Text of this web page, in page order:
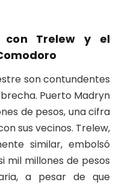
con Trelew y el
son contundentes
Puerto Madryn
de pesos, una cifra
sus vecinos. Trelew,
similar, embolsó
mil millones de pesos
a pesar de que